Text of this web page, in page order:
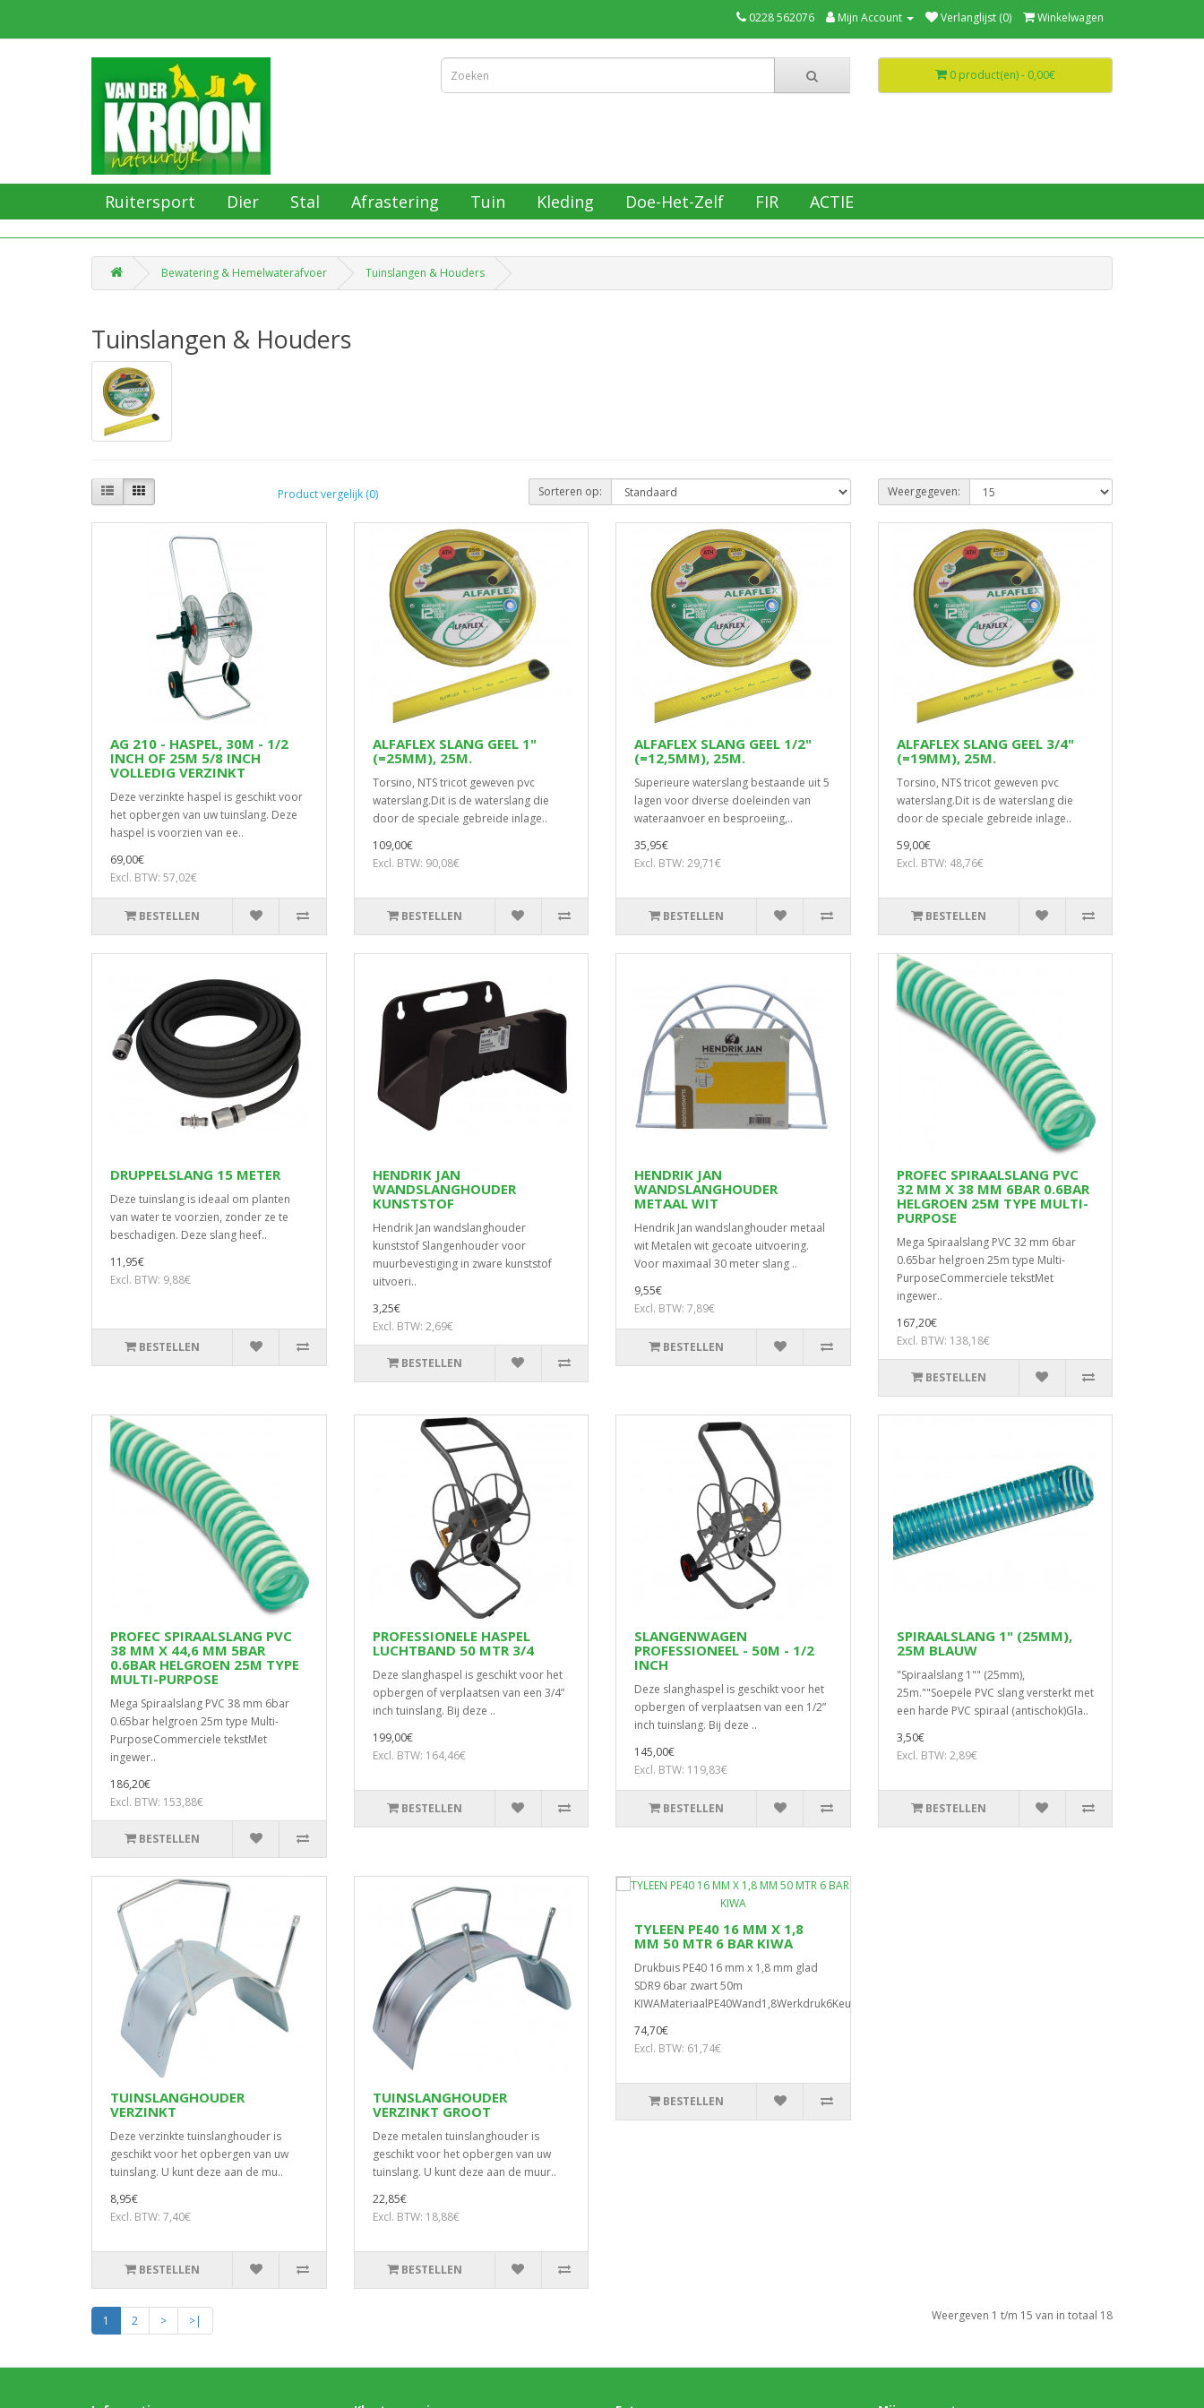
0228 562076 Mijn Account Verlanglijst (0) Winkelwagen
0 product(en) - 0,00€
Ruitersport Dier Stal Afrastering Tuin Kleding Doe-Het-Zelf FIR ACTIE
Bewatering & Hemelwaterafvoer Tuinslangen & Houders
Tuinslangen & Houders
Product vergelijk (0) Sorteren op: Weergegeven:
AG 210 - HASPEL, 30M - 1/2
INCH OF 25M 5/8 INCH
VOLLEDIG VERZINKT
Deze verzinkte haspel is geschikt voor
het opbergen van uw tuinslang. Deze
haspel is voorzien van ee..
69,00€
Excl. BTW: 57,02€
BESTELLEN
ALFAFLEX SLANG GEEL 1"
(=25MM), 25M.
Torsino, NTS tricot geweven pvc
waterslang.Dit is de waterslang die
door de speciale gebreide inlage..
109,00€
Excl. BTW: 90,08€
BESTELLEN
ALFAFLEX SLANG GEEL 1/2"
(=12,5MM), 25M.
Superieure waterslang bestaande uit 5
lagen voor diverse doeleinden van
wateraanvoer en besproeiing,..
35,95€
Excl. BTW: 29,71€
BESTELLEN
ALFAFLEX SLANG GEEL 3/4"
(=19MM), 25M.
Torsino, NTS tricot geweven pvc
waterslang.Dit is de waterslang die
door de speciale gebreide inlage..
59,00€
Excl. BTW: 48,76€
BESTELLEN
DRUPPELSLANG 15 METER
Deze tuinslang is ideaal om planten
van water te voorzien, zonder ze te
beschadigen. Deze slang heef..
11,95€
Excl. BTW: 9,88€
BESTELLEN
HENDRIK JAN
WANDSLANGHOUDER
KUNSTSTOF
Hendrik Jan wandslanghouder
kunststof Slangenhouder voor
muurbevestiging in zware kunststof
uitvoeri..
3,25€
Excl. BTW: 2,69€
BESTELLEN
HENDRIK JAN
WANDSLANGHOUDER
METAAL WIT
Hendrik Jan wandslanghouder metaal
wit Metalen wit gecoate uitvoering.
Voor maximaal 30 meter slang ..
9,55€
Excl. BTW: 7,89€
BESTELLEN
PROFEC SPIRAALSLANG PVC
32 MM X 38 MM 6BAR 0.6BAR
HELGROEN 25M TYPE MULTI-
PURPOSE
Mega Spiraalslang PVC 32 mm 6bar
0.65bar helgroen 25m type Multi-
PurposeCommerciele tekstMet
ingewer..
167,20€
Excl. BTW: 138,18€
BESTELLEN
PROFEC SPIRAALSLANG PVC
38 MM X 44,6 MM 5BAR
0.6BAR HELGROEN 25M TYPE
MULTI-PURPOSE
Mega Spiraalslang PVC 38 mm 6bar
0.65bar helgroen 25m type Multi-
PurposeCommerciele tekstMet
ingewer..
186,20€
Excl. BTW: 153,88€
BESTELLEN
PROFESSIONELE HASPEL
LUCHTBAND 50 MTR 3/4
Deze slanghaspel is geschikt voor het
opbergen of verplaatsen van een 3/4”
inch tuinslang. Bij deze ..
199,00€
Excl. BTW: 164,46€
BESTELLEN
SLANGENWAGEN
PROFESSIONEEL - 50M - 1/2
INCH
Deze slanghaspel is geschikt voor het
opbergen of verplaatsen van een 1/2”
inch tuinslang. Bij deze ..
145,00€
Excl. BTW: 119,83€
BESTELLEN
SPIRAALSLANG 1" (25MM),
25M BLAUW
"Spiraalslang 1"" (25mm),
25m.""Soepele PVC slang versterkt met
een harde PVC spiraal (antischok)Gla..
3,50€
Excl. BTW: 2,89€
BESTELLEN
TUINSLANGHOUDER
VERZINKT
Deze verzinkte tuinslanghouder is
geschikt voor het opbergen van uw
tuinslang. U kunt deze aan de mu..
8,95€
Excl. BTW: 7,40€
BESTELLEN
TUINSLANGHOUDER
VERZINKT GROOT
Deze metalen tuinslanghouder is
geschikt voor het opbergen van uw
tuinslang. U kunt deze aan de muur..
22,85€
Excl. BTW: 18,88€
BESTELLEN
TYLEEN PE40 16 MM X 1,8
MM 50 MTR 6 BAR KIWA
Drukbuis PE40 16 mm x 1,8 mm glad
SDR9 6bar zwart 50m
KIWAMateriaalPE40Wand1,8Werkdruk6KeurmerkKIWAS..
74,70€
Excl. BTW: 61,74€
BESTELLEN
1 2 > >| Weergeven 1 t/m 15 van in totaal 18